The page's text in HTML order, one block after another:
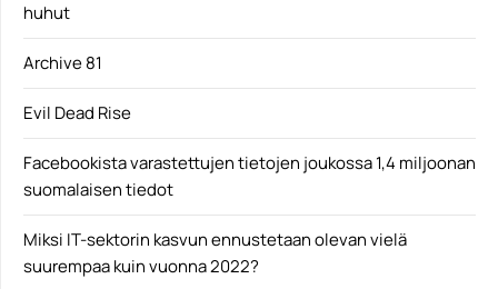
huhut
Archive 81
Evil Dead Rise
Facebookista varastettujen tietojen joukossa 1,4 miljoonan
suomalaisen tiedot
Miksi IT-sektorin kasvun ennustetaan olevan vielä
suurempaa kuin vuonna 2022?